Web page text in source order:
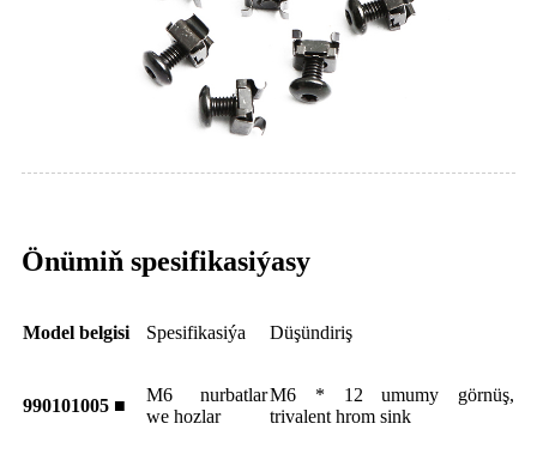
Önümiň spesifikasiýasy
Model belgisi Spesifikasiýa Düşündiriş
990101005 ■
M6 nurbatlar
we hozlar
M6 * 12 umumy görnüş,
trivalent hrom sink